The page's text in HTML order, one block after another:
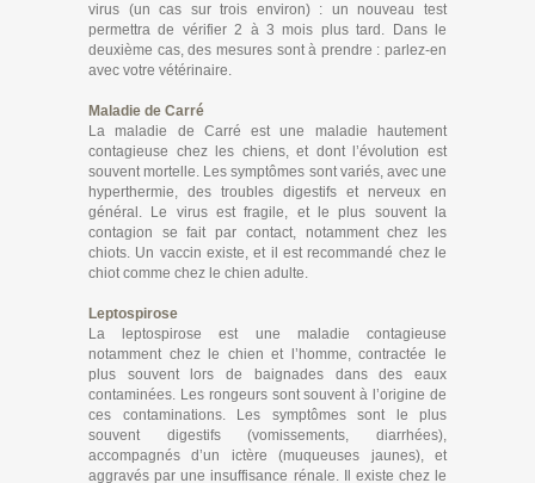
virus (un cas sur trois environ) : un nouveau test
permettra de vérifier 2 à 3 mois plus tard. Dans le
deuxième cas, des mesures sont à prendre : parlez-en
avec votre vétérinaire.
Maladie de Carré
La maladie de Carré est une maladie hautement
contagieuse chez les chiens, et dont l’évolution est
souvent mortelle. Les symptômes sont variés, avec une
hyperthermie, des troubles digestifs et nerveux en
général. Le virus est fragile, et le plus souvent la
contagion se fait par contact, notamment chez les
chiots. Un vaccin existe, et il est recommandé chez le
chiot comme chez le chien adulte.
Leptospirose
La leptospirose est une maladie contagieuse
notamment chez le chien et l’homme, contractée le
plus souvent lors de baignades dans des eaux
contaminées. Les rongeurs sont souvent à l’origine de
ces contaminations. Les symptômes sont le plus
souvent digestifs (vomissements, diarrhées),
accompagnés d’un ictère (muqueuses jaunes), et
aggravés par une insuffisance rénale. Il existe chez le